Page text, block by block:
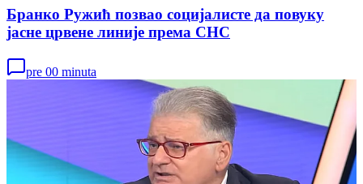
Бранко Ружић позвао социјалисте да повуку
јасне црвене линије према СНС
pre 00 minuta